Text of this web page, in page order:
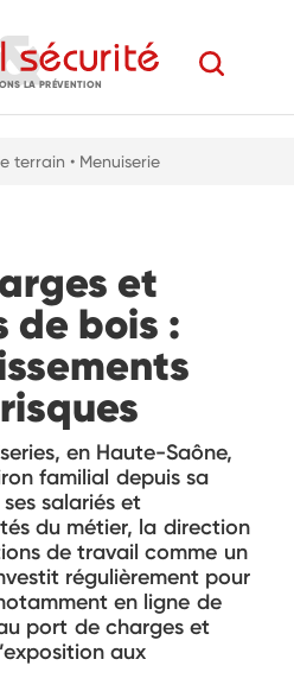
LA PRÉVENTION
terrain • Menuiserie
et
de bois :
en Haute-Saône,
familial depuis sa
salariés et
du métier, la direction
de travail comme un
régulièrement pour
en ligne de
port de charges et
aux